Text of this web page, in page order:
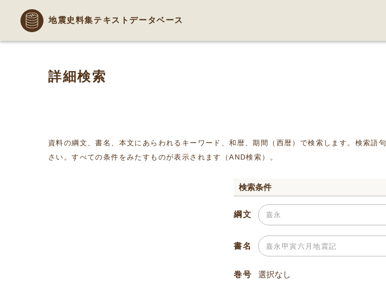
地震史料集テキストデータベース
詳細検索
資料の綱文、書名、本文にあらわれるキーワード、和暦、期間（西暦）で検索します。検索
さい。すべての条件をみたすものが表示されます（AND検索）。
検索条件
綱文
書名
巻号